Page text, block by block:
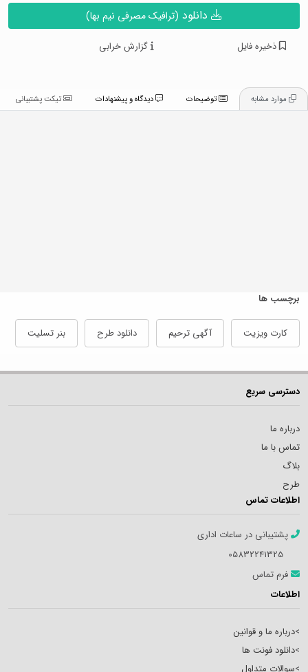
(ترافیک مصرفی نیم بها)
ذخیره فایل گزارش خرابی
توضیحات تیکت پشتیبانی
برچسب ها
کارت ویزیت آگهی ترحیم دانلود طرح بنر تسلیت
دسترسی سریع
درباره ما
تماس با ما
بلاگ
طرح
اطلاعات تماس
پشتیبانی در ساعات اداری
05832241325
فرم تماس
اطلاعات
>درباره ما و قوانین
>دانلود فونت ها